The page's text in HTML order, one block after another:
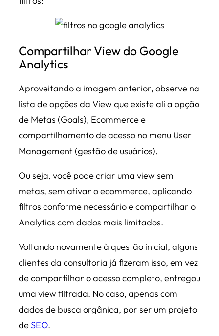
Compartilhar View do Google
Analytics
Aproveitando a imagem anterior, observe na
lista de opções da View que existe ali a opção
de Metas (Goals), Ecommerce e
compartilhamento de acesso no menu User
Management (gestão de usuários).
Ou seja, você pode criar uma view sem
metas, sem ativar o ecommerce, aplicando
filtros conforme necessário e compartilhar o
Analytics com dados mais limitados.
Voltando novamente à questão inicial, alguns
clientes da consultoria já fizeram isso, em vez
de compartilhar o acesso completo, entregou
uma view filtrada. No caso, apenas com
dados de busca orgânica, por ser um projeto
de SEO.